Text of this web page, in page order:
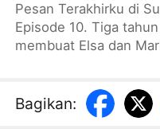
Pesan Terakhirku di
Episode 10. Tiga
membuat Elsa dan
selingkuh ke-99 kali.
menyelesaikan “Lima
Bagikan: